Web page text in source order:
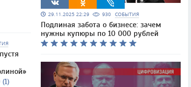
(1)
29.11.2025 22:29 930 СОБЫТИЯ
Подлиная забота о бизнесе: зачем
нужны купюры по 10 000 рублей